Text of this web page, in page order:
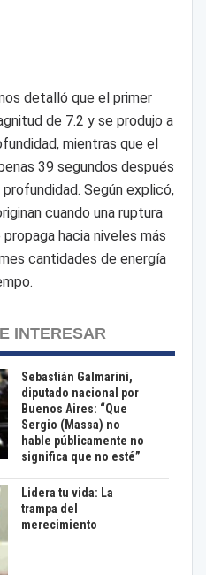
detalló que el primer
de 7.2 y se produjo a
mientras que el
39 segundos después
Según explicó,
cuando una ruptura
hacia niveles más
cantidades de energía
INTERESAR
Sebastián Galmarini,
diputado nacional por
Buenos Aires: “Que
Sergio (Massa) no
hable públicamente no
significa que no esté”
Lidera tu vida: La
trampa del
merecimiento